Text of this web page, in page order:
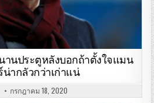
านประตูหลังบอกถ้าตั้งใจแมน
น่ากลัวกว่าเก่าแน่
กรกฎาคม 18, 2020